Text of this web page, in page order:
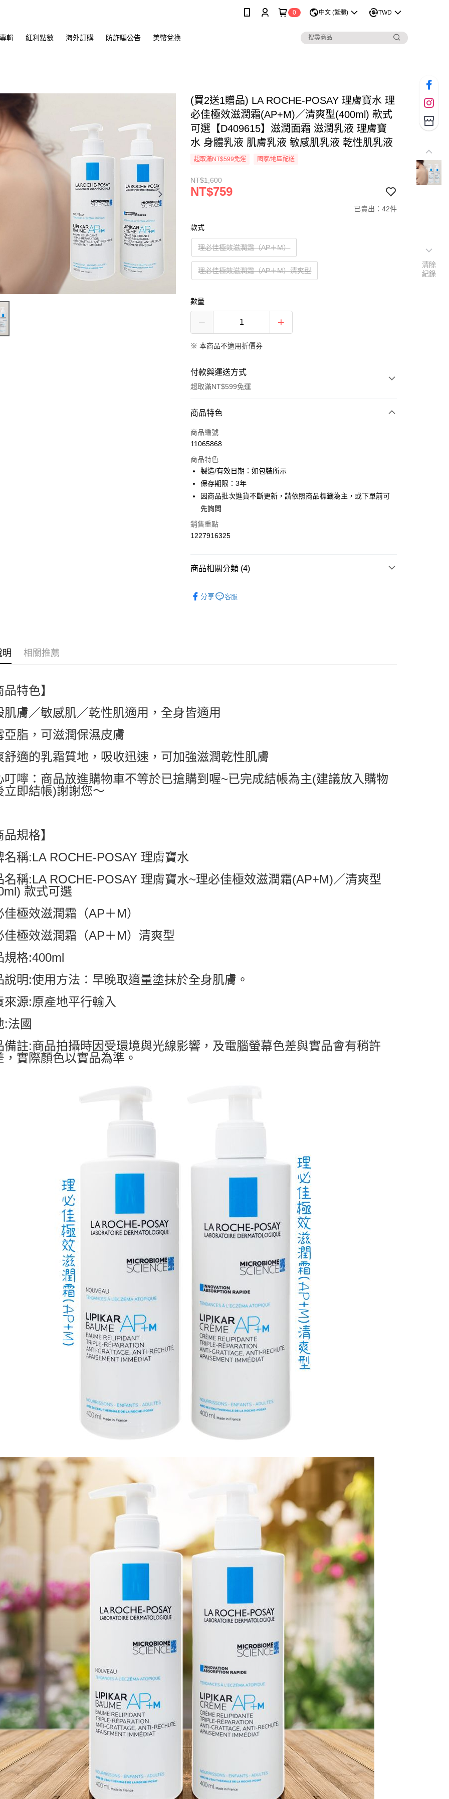
0 中文 (繁體) TWD
輯 紅利點數 海外訂購 防詐騙公告 美幣兌換
(買2送1贈品) LA ROCHE-POSAY 理膚寶水 理
必佳極效滋潤霜(AP+M)／清爽型(400ml) 款式
可選【D409615】滋潤面霜 滋潤乳液 理膚寶
水 身體乳液 肌膚乳液 敏感肌乳液 乾性肌乳液
超取滿NT$599免運 國家/地區配送
NT$1,600
NT$759
已賣出：42件
款式
理必佳極效滋潤霜（AP＋M）
理必佳極效滋潤霜（AP＋M）清爽型
數量
※ 本商品不適用折價券
付款與運送方式
超取滿NT$599免運
付款方式
信用卡一次付款
LINE Pay
Apple Pay
街口支付
全盈+PAY
運送方式
全家付款取貨
付款後7-11取貨
宅配
商品特色
商品編號
11065868
商品特色
製造/有效日期：如包裝所示
保存期限：3年
因商品批次進貨不斷更新，請依照商品標籤為主，或下單前可
先詢問
銷售重點
1227916325
商品相關分類 (4)
分享 客服
明 相關推薦
特色】
肌膚／敏感肌／乾性肌適用，全身皆適用
亞脂，可滋潤保濕皮膚
舒適的乳霜質地，吸收迅速，可加強滋潤乾性肌膚
叮嚀：商品放進購物車不等於已搶購到喔~已完成結帳為主(建議放入購物
立即結帳)謝謝您～
規格】
名稱:LA ROCHE-POSAY 理膚寶水
名稱:LA ROCHE-POSAY 理膚寶水~理必佳極效滋潤霜(AP+M)／清爽型
款式可選
佳極效滋潤霜（AP＋M）
佳極效滋潤霜（AP＋M）清爽型
規格:400ml
說明:使用方法：早晚取適量塗抹於全身肌膚。
來源:原產地平行輸入
:法國
備註:商品拍攝時因受環境與光線影響，及電腦螢幕色差與實品會有稍許
，實際顏色以實品為準。
清除
紀錄